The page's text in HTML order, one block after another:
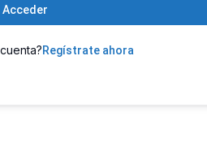
Acceder
Regístrate ahora